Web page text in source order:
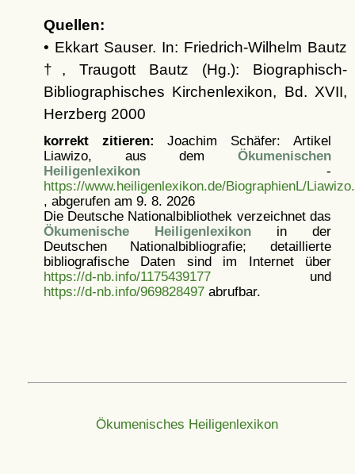
Quellen:
• Ekkart Sauser. In: Friedrich-Wilhelm Bautz
†, Traugott Bautz (Hg.): Biographisch-
Bibliographisches Kirchenlexikon, Bd. XVII,
Herzberg 2000
korrekt zitieren: Joachim Schäfer: Artikel
Liawizo, aus dem Ökumenischen
Heiligenlexikon-
https://www.heiligenlexikon.de/BiographienL/
, abgerufen am 9. 8. 2026
Die Deutsche Nationalbibliothek verzeichnet das
Ökumenische Heiligenlexikonin der
Deutschen Nationalbibliografie; detaillierte
bibliografische Daten sind im Internet über
https://d-nb.info/1175439177und
https://d-nb.info/969828497abrufbar.
Ökumenisches Heiligenlexikon